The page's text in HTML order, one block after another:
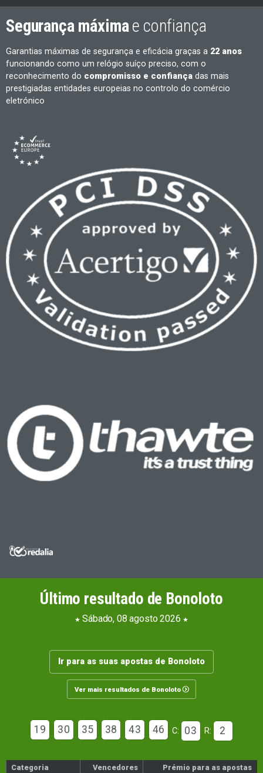
Segurança máximae confiança
Garantias máximas de segurança e eficácia graças a 22 anos
funcionando como um relógio suíço preciso, com o
reconhecimento do compromisso e confiança das mais
prestigiadas entidades europeias no controlo do comércio
eletrónico
Último resultado de Bonoloto
Sábado, 08 agosto 2026
Ir para as suas apostas de Bonoloto
Ver mais resultados de Bonoloto
19 30 35 38 43 46 C: 03 R: 2
Categoria Vencedores
Prémio para as apostas